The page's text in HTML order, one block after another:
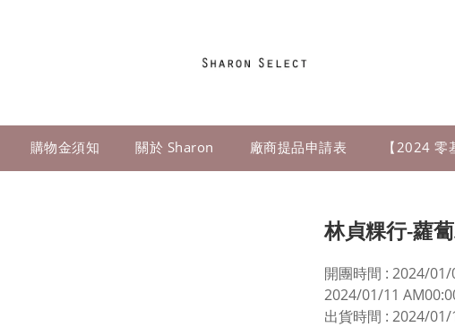
購物金須知 關於 Sharon 廠商提品申請表 【2024 零
林貞粿行-蘿
開團時間 : 2024/01/
2024/01/11
出貨時間 : 2024/